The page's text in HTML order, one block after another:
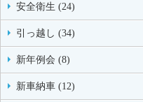
安全衛生 (24)
引っ越し (34)
新年例会 (8)
新車納車 (12)